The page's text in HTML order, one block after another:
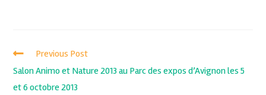
Previous Post
Salon Animo et Nature 2013 au Parc des expos d’Avignon les 5
et 6 octobre 2013